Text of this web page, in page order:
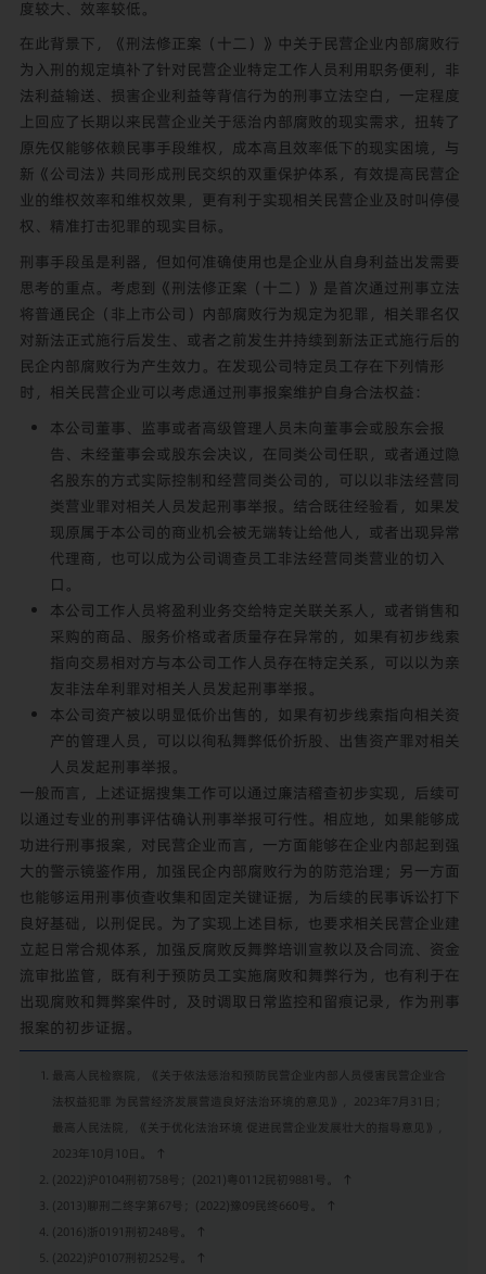
度较大、效率较低。
在此背景下，《刑法修正案（十二）》中关于民营企业内部腐败行
为入刑的规定填补了针对民营企业特定工作人员利用职务便利，非
法利益输送、损害企业利益等背信行为的刑事立法空白，一定程度
上回应了长期以来民营企业关于惩治内部腐败的现实需求，扭转了
原先仅能够依赖民事手段维权，成本高且效率低下的现实困境，与
新《公司法》共同形成刑民交织的双重保护体系，有效提高民营企
业的维权效率和维权效果，更有利于实现相关民营企业及时叫停侵
权、精准打击犯罪的现实目标。
刑事手段虽是利器，但如何准确使用也是企业从自身利益出发需要
思考的重点。考虑到《刑法修正案（十二）》是首次通过刑事立法
将普通民企（非上市公司）内部腐败行为规定为犯罪，相关罪名仅
对新法正式施行后发生、或者之前发生并持续到新法正式施行后的
民企内部腐败行为产生效力。在发现公司特定员工存在下列情形
时，相关民营企业可以考虑通过刑事报案维护自身合法权益：
本公司董事、监事或者高级管理人员未向董事会或股东会报
告、未经董事会或股东会决议，在同类公司任职，或者通过隐
名股东的方式实际控制和经营同类公司的，可以以非法经营同
类营业罪对相关人员发起刑事举报。结合既往经验看，如果发
现原属于本公司的商业机会被无端转让给他人，或者出现异常
代理商，也可以成为公司调查员工非法经营同类营业的切入
口。
本公司工作人员将盈利业务交给特定关联关系人，或者销售和
采购的商品、服务价格或者质量存在异常的，如果有初步线索
指向交易相对方与本公司工作人员存在特定关系，可以以为亲
友非法牟利罪对相关人员发起刑事举报。
本公司资产被以明显低价出售的，如果有初步线索指向相关资
产的管理人员，可以以徇私舞弊低价折股、出售资产罪对相关
人员发起刑事举报。
一般而言，上述证据搜集工作可以通过廉洁稽查初步实现，后续可
以通过专业的刑事评估确认刑事举报可行性。相应地，如果能够成
功进行刑事报案，对民营企业而言，一方面能够在企业内部起到强
大的警示镜鉴作用，加强民企内部腐败行为的防范治理；另一方面
也能够运用刑事侦查收集和固定关键证据，为后续的民事诉讼打下
良好基础，以刑促民。为了实现上述目标，也要求相关民营企业建
立起日常合规体系，加强反腐败反舞弊培训宣教以及合同流、资金
流审批监管，既有利于预防员工实施腐败和舞弊行为，也有利于在
出现腐败和舞弊案件时，及时调取日常监控和留痕记录，作为刑事
报案的初步证据。
最高人民检察院，《关于依法惩治和预防民营企业内部人员侵害民营企业合
法权益犯罪 为民营经济发展营造良好法治环境的意见》，2023年7月31日；
最高人民法院，《关于优化法治环境 促进民营企业发展壮大的指导意见》，
2023年10月10日。
↑
(2022)沪0104刑初758号；(2021)粤0112民初9881号。
↑
(2013)聊刑二终字第67号；(2022)豫09民终660号。
↑
(2016)浙0191刑初248号。
↑
(2022)沪0107刑初252号。
↑